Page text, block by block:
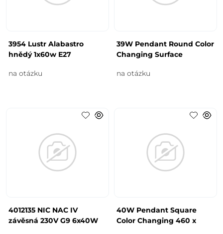
3954 Lustr Alabastro
hnědý 1x60w E27
na otázku
39W Pendant Round Color
Changing Surface
na otázku
4012135 NIC NAC IV
závěsná 230V G9 6x40W
40W Pendant Square
Color Changing 460 x